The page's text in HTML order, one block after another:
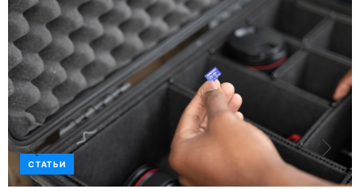
СТАТЬИ